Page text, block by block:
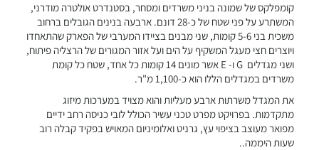
קומפלקס של שמונה בניני משרדים ומסחר, בסטנדרט אולטרה מודרני,
המשתרע על פני שטח של כ-28 דונם. ארבעה בנינים הגובלים ברחוב
משכית בני 5-6 קומות, שני מבנים בציידו המערבי של הפארק שהתאחדו
ויוצרים חצי מעגל המשקיף על הים ועל אזור המגורים של הרצליה פיתוח,
ושני מגדלים G ו- E אשר מונים 14 קומות כל אחד, שטח כל קומת
משרדים במגדלים הללו הוא כ-1,100 מ"ר.
את המגדל משרתות ארבע מעליות והוא מצויד במערכות מיזוג
מתקדמות. בפרויקט מפרט טכני עשיר הכולל לובי כניסה רחב ידיים
מפואר מעוצב בציפוי עץ, גרניט ואלומיניום המאויש בפקיד קבלה רוב
שעות היממה..